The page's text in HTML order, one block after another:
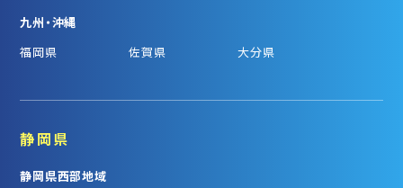
九州・沖縄
福岡県
佐賀県 大分県
静岡県
静岡県西部地域